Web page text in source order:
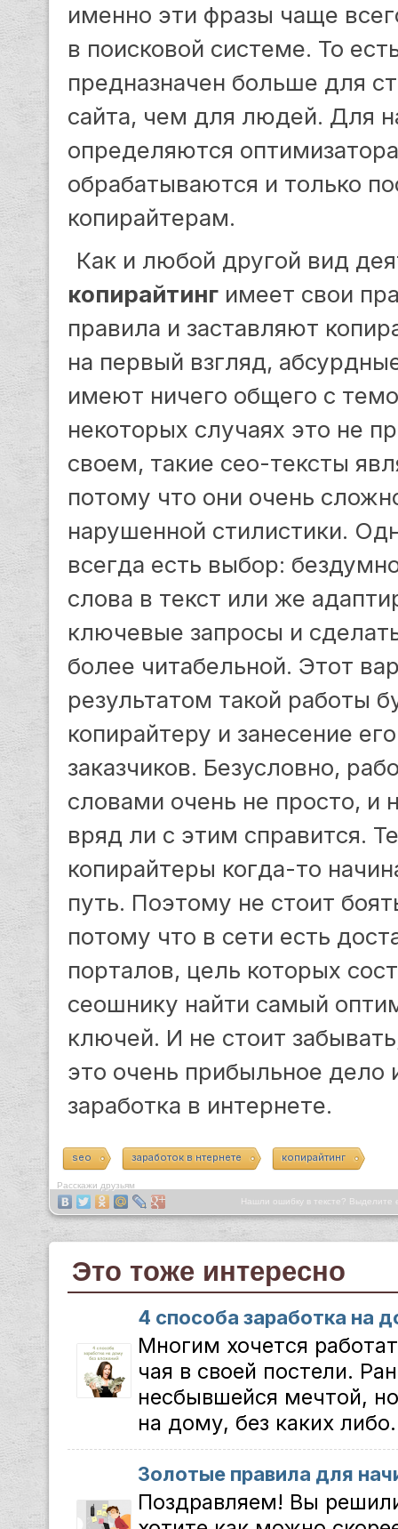
именно эти фразы чаще
в поисковой системе. То
предназначен больше для
сайта, чем для людей. Для
определяются
обрабатываются и только
копирайтерам.
Как и любой другой вид
копирайтинг имеет свои
правила и заставляют
на первый взгляд,
имеют ничего общего с
некоторых случаях это не
своем, такие сео-тексты
потому что они очень
нарушенной стилистики.
всегда есть выбор:
слова в текст или же
ключевые запросы и
более читабельной. Этот
результатом такой работы
копирайтеру и занесение
заказчиков. Безусловно,
словами очень не просто, и
вряд ли с этим справится.
копирайтеры когда-то
путь. Поэтому не стоит
потому что в сети есть
порталов, цель которых
сеошнику найти самый
ключей. И не стоит
это очень прибыльное дело
заработка в интернете.
seo заработок в нтернете копирайтинг
Расскажи друзьям
Нашли ошибку в тексте?
Это тоже интересно
4 способа заработка на
Многим хочется
чая в своей постели.
несбывшейся мечтой,
на дому, без каких
Золотые правила для
Поздравляем! Вы